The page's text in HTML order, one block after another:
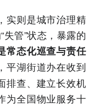
实则是城市治理精
失管”状态，暴露的
常态化巡查与责任
平湖街道办在收到
排查、建立长效机
为全国物业服务十